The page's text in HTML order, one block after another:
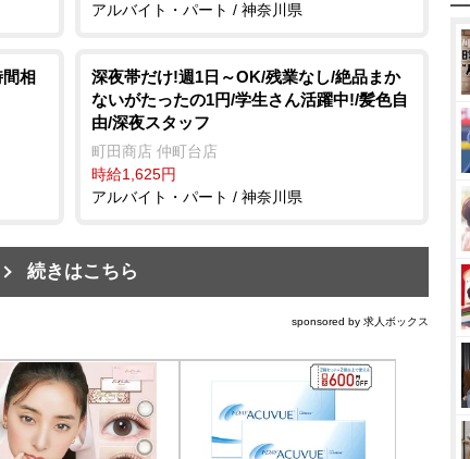
アルバイト・パート / 神奈川県
相
深夜帯だけ!週1日～OK/残業なし/絶品まか
ないがたったの1円/学生さん活躍中!/髪色自
由/深夜スタッフ
町田商店 仲町台店
時給1,625円
アルバイト・パート / 神奈川県
続きはこちら
sponsored by 求人ボックス